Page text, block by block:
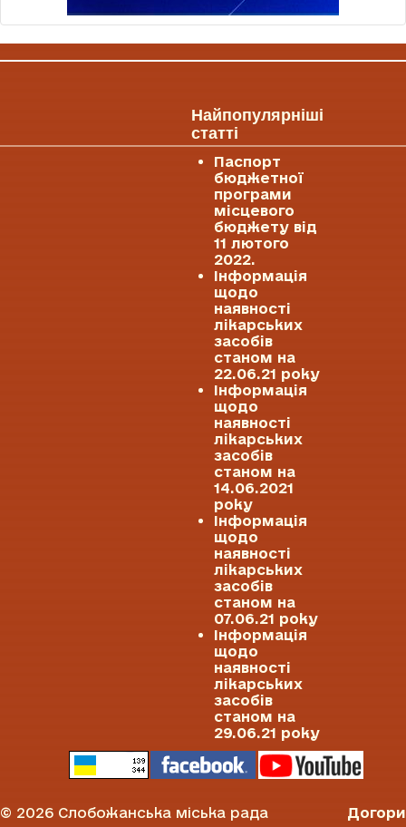
Найпопулярніші
статті
Паспорт
бюджетної
програми
місцевого
бюджету від
11 лютого
2022.
Інформація
щодо
наявності
лікарських
засобів
станом на
22.06.21 року
Інформація
щодо
наявності
лікарських
засобів
станом на
14.06.2021
року
Інформація
щодо
наявності
лікарських
засобів
станом на
07.06.21 року
Інформація
щодо
наявності
лікарських
засобів
станом на
29.06.21 року
Догори
© 2026 Слобожанська міська рада